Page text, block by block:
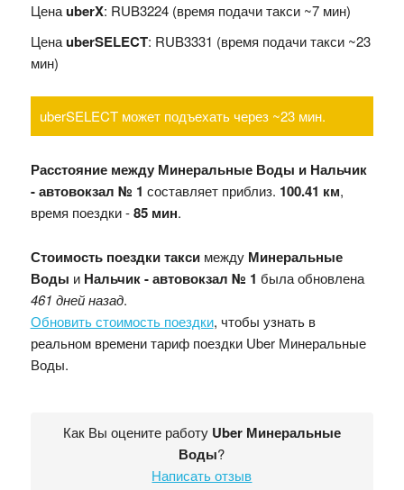
ЦенаuberX: RUB3224 (время подачи такси ~7 мин)
ЦенаuberSELECT: RUB3331 (время подачи такси ~23
мин)
uberSELECT может подъехать через ~23 мин.
Расстояние между Минеральные Воды и Нальчик
- автовокзал № 1 составляет приблиз. 100.41 км,
время поездки -85 мин.
Стоимость поездки таксимежду Минеральные
Воды и Нальчик - автовокзал № 1 была обновлена
461 дней назад.
Обновить стоимость поездки, чтобы узнать в
реальном времени тариф поездки Uber Минеральные
Воды.
Как Вы оцените работу Uber Минеральные
Воды?
Написать отзыв